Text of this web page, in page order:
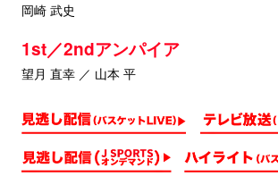
岡崎 武史
1st／2ndアンパイア
望月 直幸 ／ 山本 平